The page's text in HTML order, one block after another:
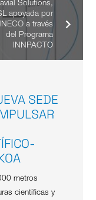
Solutions,
apoyada por
a través
del Programa
INNPACTO
SEDE
metros
científicas y